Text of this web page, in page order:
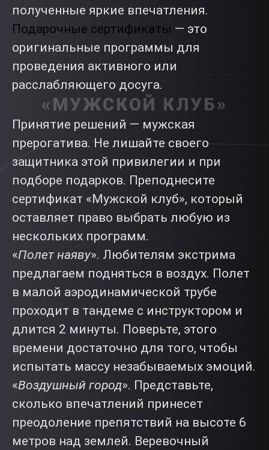
полученные яркие впечатления.
Подарочные сертификаты — это
оригинальные программы для
проведения активного или
расслабляющего досуга.
«МУЖСКОЙ КЛУБ»
Принятие решений — мужская
прерогатива. Не лишайте своего
защитника этой привилегии и при
подборе подарков. Преподнесите
сертификат «Мужской клуб», который
оставляет право выбрать любую из
нескольких программ.
«Полет наяву». Любителям экстрима
предлагаем подняться в воздух. Полет
в малой аэродинамической трубе
проходит в тандеме с инструктором и
длится 2 минуты. Поверьте, этого
времени достаточно для того, чтобы
испытать массу незабываемых эмоций.
«Воздушный город». Представьте,
сколько впечатлений принесет
преодоление препятствий на высоте 6
метров над землей. Веревочный